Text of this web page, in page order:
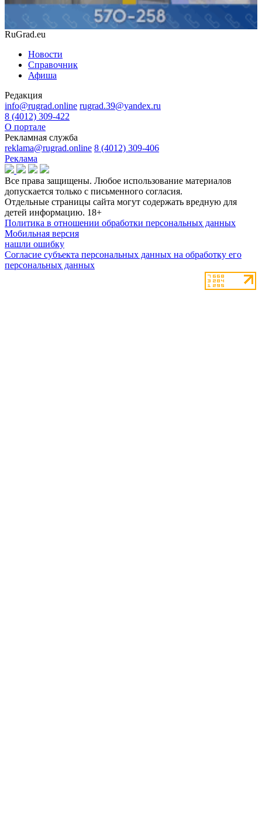
RuGrad.eu
Новости
Справочник
Афиша
Редакция
info@rugrad.online rugrad.39@yandex.ru
8 (4012) 309-422
О портале
Рекламная служба
reklama@rugrad.online 8 (4012) 309-406
Реклама
Все права защищены. Любое использование материалов
допускается только с письменного согласия.
Отдельные страницы сайта могут содержать вредную для
детей информацию. 18+
Политика в отношении обработки персональных данных
Мобильная версия
нашли ошибку
Согласие субъекта персональных данных на обработку его
персональных данных